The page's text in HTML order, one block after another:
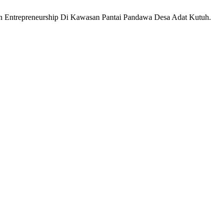
Di Kawasan Pantai Pandawa Desa Adat Kutuh.